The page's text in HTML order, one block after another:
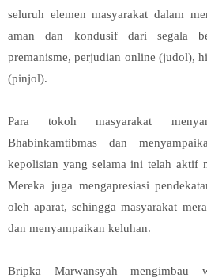
seluruh elemen masyarakat dalam
aman dan kondusif dari segala
premanisme, perjudian online (judol),
(pinjol).
Para tokoh masyarakat
Bhabinkamtibmas dan
kepolisian yang selama ini telah aktif
Mereka juga mengapresiasi
oleh aparat, sehingga masyarakat
dan menyampaikan keluhan.
Bripka Marwansyah